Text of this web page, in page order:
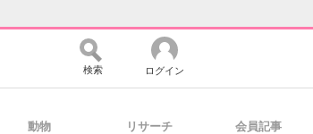
検索 ログイン
動物 リサーチ 会員記事